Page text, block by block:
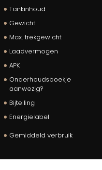
Tankinhoud
Gewicht
Max. trekgewicht
Laadvermogen
APK
Onderhoudsboekje
aanwezig?
Bijtelling
Energielabel
Gemiddeld verbruik